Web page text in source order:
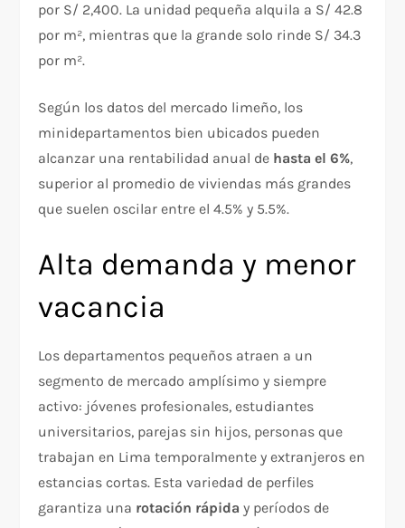
por S/ 2,400. La unidad pequeña alquila a S/ 42.8
por m², mientras que la grande solo rinde S/ 34.3
por m².
Según los datos del mercado limeño, los
minidepartamentos bien ubicados pueden
alcanzar una rentabilidad anual de hasta el 6%,
superior al promedio de viviendas más grandes
que suelen oscilar entre el 4.5% y 5.5%.
Alta demanda y menor
vacancia
Los departamentos pequeños atraen a un
segmento de mercado amplísimo y siempre
activo: jóvenes profesionales, estudiantes
universitarios, parejas sin hijos, personas que
trabajan en Lima temporalmente y extranjeros en
estancias cortas. Esta variedad de perfiles
garantiza una rotación rápida y períodos de